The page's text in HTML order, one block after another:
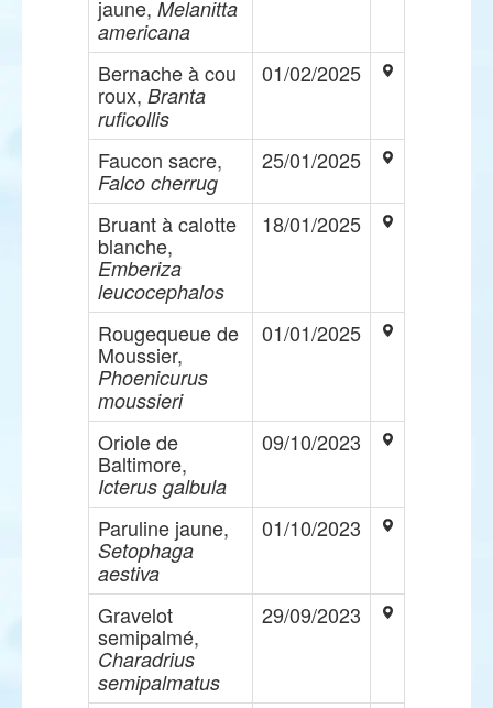
jaune, Melanitta
americana
Bernache à cou
roux, Branta
ruficollis
01/02/2025
Faucon sacre,
Falco cherrug
25/01/2025
Bruant à calotte
blanche,
Emberiza
leucocephalos
18/01/2025
Rougequeue de
Moussier,
Phoenicurus
moussieri
01/01/2025
Oriole de
Baltimore,
Icterus galbula
09/10/2023
Paruline jaune,
Setophaga
aestiva
01/10/2023
Gravelot
semipalmé,
Charadrius
semipalmatus
29/09/2023